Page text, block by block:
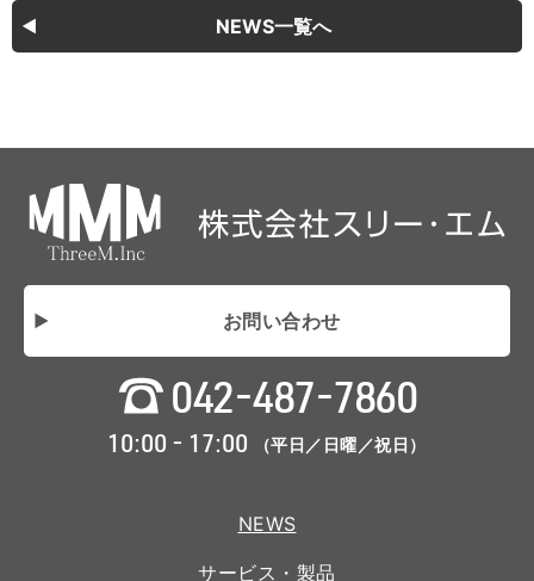
NEWS一覧へ
お問い合わせ
042-487-7860
10:00 - 17:00 （平日／日曜／祝日）
NEWS
サービス・製品